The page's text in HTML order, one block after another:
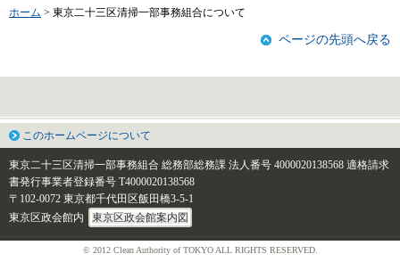
ホーム > 東京二十三区清掃一部事務組合について
ページの先頭へ戻る
このホームページについて
東京二十三区清掃一部事務組合 総務部総務課 法人番号 4000020138568 適格請求
書発行事業者登録番号 T4000020138568
〒102-0072 東京都千代田区飯田橋3-5-1
東京区政会館内
東京区政会館案内図
© 2012 Clean Authority of TOKYO ALL RIGHTS RESERVED.